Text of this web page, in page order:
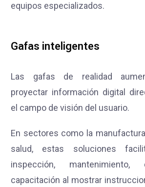
equipos especializados.
Gafas inteligentes
Las gafas de realidad
proyectar información digital
el campo de visión del usuario.
En sectores como la
salud, estas soluciones
inspección, mantenimiento,
capacitación al mostrar